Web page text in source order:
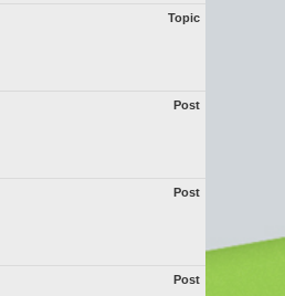
Topic
Post
Post
Post